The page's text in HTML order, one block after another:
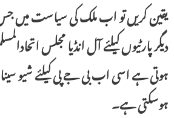
یقین کریں تو اب ملک کی سیاست میں
دیگر پارٹیوں کیلئے آل انڈیا مجلس
ہوتی ہے اسی اب بی جے پی کیلئے شیو
ہوسکتی ہے۔